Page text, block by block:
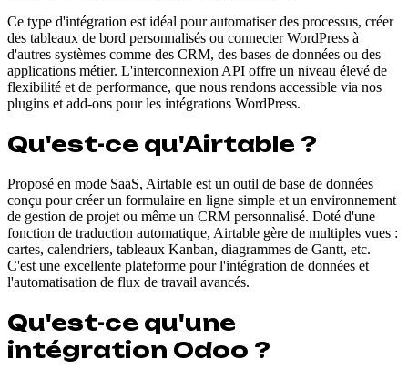
Ce type d'intégration est idéal pour automatiser des processus, créer
des tableaux de bord personnalisés ou connecter WordPress à
d'autres systèmes comme des CRM, des bases de données ou des
applications métier. L'interconnexion API offre un niveau élevé de
flexibilité et de performance, que nous rendons accessible via nos
plugins et add-ons pour les intégrations WordPress.
Qu'est-ce qu'Airtable ?
Proposé en mode SaaS, Airtable est un outil de base de données
conçu pour créer un formulaire en ligne simple et un environnement
de gestion de projet ou même un CRM personnalisé. Doté d'une
fonction de traduction automatique, Airtable gère de multiples vues :
cartes, calendriers, tableaux Kanban, diagrammes de Gantt, etc.
C'est une excellente plateforme pour l'intégration de données et
l'automatisation de flux de travail avancés.
Qu'est-ce qu'une
intégration Odoo ?